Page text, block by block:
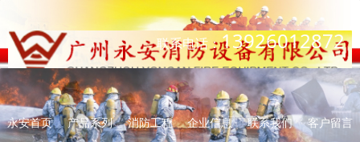
联系电话：13926012872
永安首页 产品系列 消防工程 企业信息 联系我们 客户留言